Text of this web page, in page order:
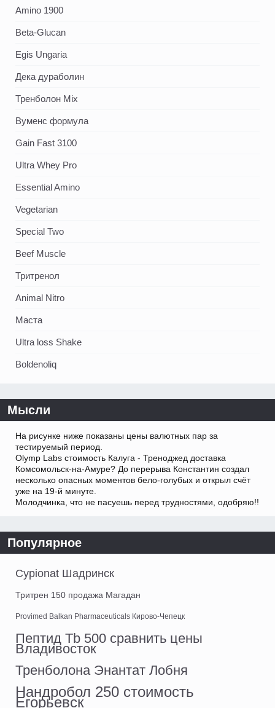
Amino 1900
Beta-Glucan
Egis Ungaria
Дека дураболин
Тренболон Mix
Вуменс формула
Gain Fast 3100
Ultra Whey Pro
Essential Amino
Vegetarian
Special Two
Beef Muscle
Тритренол
Animal Nitro
Маста
Ultra loss Shake
Boldenoliq
Мысли
На рисунке ниже показаны цены валютных пар за
тестируемый период.
Olymp Labs стоимость Калуга - Треноджед доставка
Комсомольск-на-Амуре? До перерыва Константин создал
несколько опасных моментов бело-голубых и открыл счёт
уже на 19-й минуте.
Молодчинка, что не пасуешь перед трудностями, одобряю!!
Популярное
Cypionat Шадринск
Тритрен 150 продажа Магадан
Provimed Balkan Pharmaceuticals Кирово-Чепецк
Пептид Tb 500 сравнить цены
Владивосток
Тренболона Энантат Лобня
Нандробол 250 стоимость
Егорьевск